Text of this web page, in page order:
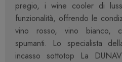
pregio, i wine cooler di
funzionalità, offrendo le
vino rosso, vino bianco,
spumanti. Lo specialista
incasso sottotop La